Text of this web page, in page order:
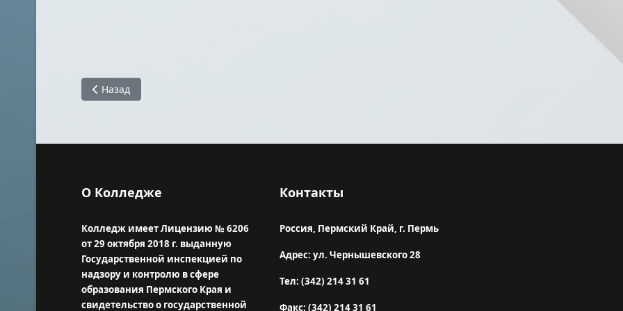
Предыдущий: Задания на период электронного обучения
Назад
О Колледже
Колледж имеет Лицензию № 6206
от 29 октября 2018 г. выданную
Государственной инспекцией по
надзору и контролю в сфере
образования Пермского Края и
свидетельство о государственной
Контакты
Россия, Пермский Край, г. Пермь
Адрес: ул. Чернышевского 28
Тел: (342) 214 31 61
Факс: (342) 214 31 61